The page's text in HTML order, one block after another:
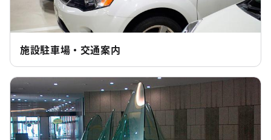
施設駐車場・交通案内